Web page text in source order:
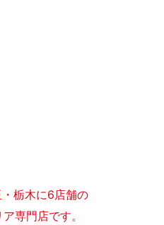
栃木に6店舗の
専門店です。